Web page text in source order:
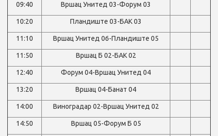
09:40 Вршац Унитед 03-Форум 03
10:20 Пландиште 03-БАК 03
11:10 Вршац Унитед 06-Пландиште 05
11:50 Вршац Б 02-БАК 02
12:40 Форум 04-Вршац Унитед 04
13:20 Вршац 04-Банат 04
14:00 Виноградар 02-Вршац Унитед 02
14:50 Вршац 05-Форум Б 05